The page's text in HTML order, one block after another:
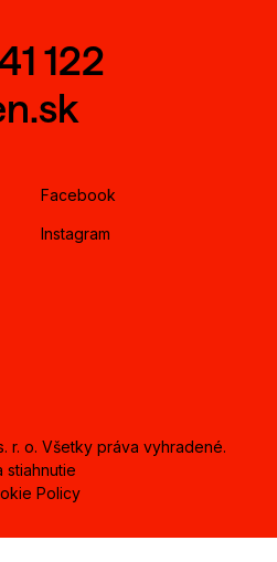
122
Facebook
Instagram
r. o. Všetky práva vyhradené.
stiahnutie
Policy